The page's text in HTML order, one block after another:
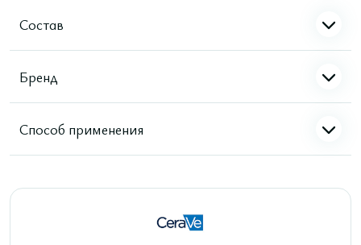
Состав
Бренд
Способ применения